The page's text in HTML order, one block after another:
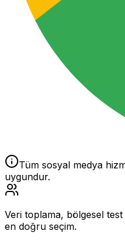
Tüm sosyal medya
uygundur.
Veri toplama, bölgesel
en doğru seçim.